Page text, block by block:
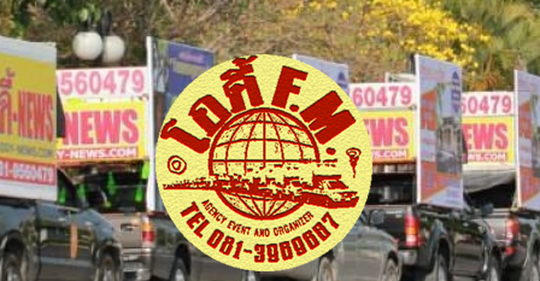
Skip
to
content